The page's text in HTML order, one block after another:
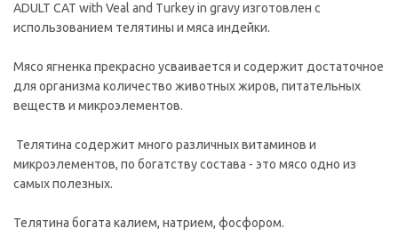
ADULT CAT with Veal and Turkey in gravy изготовлен c
использованием телятины и мяса индейки.
Мясо ягненка прекрасно усваивается и содержит достаточное
для организма количество животных жиров, питательных
веществ и микроэлементов.
Телятина содержит много различных витаминов и
микроэлементов, по богатству состава - это мясо одно из
самых полезных.
Телятина богата калием, натрием, фосфором.